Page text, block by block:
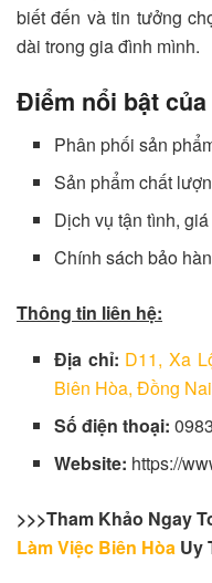
biết đến và tin tưởng
dài trong gia đình mình.
Điểm nổi bật
Phân phối sản
Sản phẩm chất
Dịch vụ tận tình,
Chính sách bảo
Thông tin liên hệ:
Địa chỉ: D11, Xa
Biên Hòa, Đồng Nai
Số điện thoại:
Website: https://
>>>Tham Khảo Ngay
Làm Việc Biên Hòa Uy